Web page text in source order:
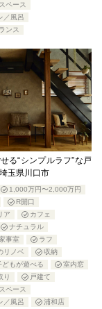
ペース
／風呂
ンス
る“シンプルラフ”な戸
玉県川口市
1,000万円〜2,000万円
R開口
ア
カフェ
ナチュラル
事室
ラフ
リノベ
収納
どもが遊べる
室内窓
り
戸建て
ペース
／風呂
浦和店